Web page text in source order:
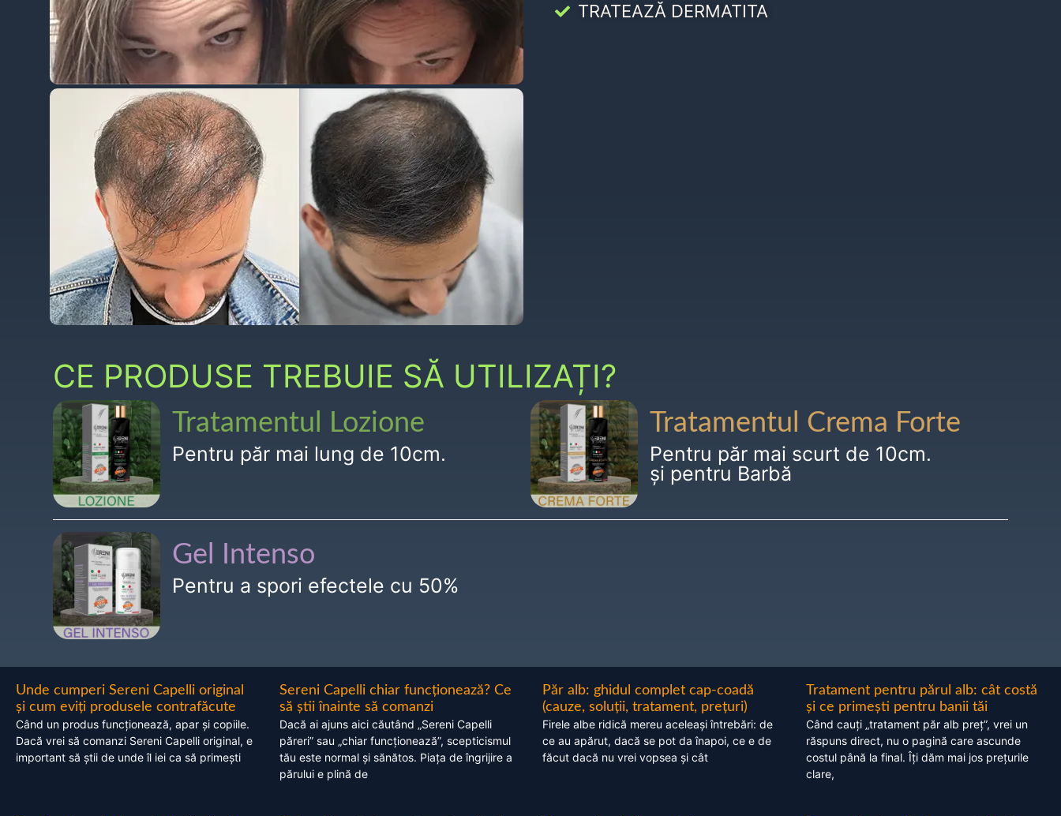
TRATEAZĂ DERMATITA
CE PRODUSE TREBUIE SĂ UTILIZAȚI?
Tratamentul Lozione
Pentru păr mai lung de 10cm.
Tratamentul Crema Forte
Pentru păr mai scurt de 10cm.
și pentru Barbă
Gel Intenso
Pentru a spori efectele cu 50%
Unde cumperi Sereni Capelli original
și cum eviți produsele contrafăcute
Când un produs funcționează, apar și copiile.
Dacă vrei să comanzi Sereni Capelli original, e
important să știi de unde îl iei ca să primești
Sereni Capelli chiar funcționează? Ce
să știi înainte să comanzi
Dacă ai ajuns aici căutând „Sereni Capelli
păreri” sau „chiar funcționează”, scepticismul
tău este normal și sănătos. Piața de îngrijire a
părului e plină de
Păr alb: ghidul complet cap-coadă
(cauze, soluții, tratament, prețuri)
Firele albe ridică mereu aceleași întrebări: de
ce au apărut, dacă se pot da înapoi, ce e de
făcut dacă nu vrei vopsea și cât
Tratament pentru părul alb: cât costă
și ce primești pentru banii tăi
Când cauți „tratament păr alb preț”, vrei un
răspuns direct, nu o pagină care ascunde
costul până la final. Îți dăm mai jos prețurile
clare,